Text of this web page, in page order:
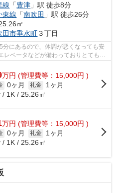
線 「豊津 」駅 徒歩8分
東線 「南吹田 」駅 徒歩26分
㎡
田市垂水町３丁目
にあるので、体調が悪くなっても安
レベータなどが備わっておりとても充
...
万円 (管理費等：15,000円 )
0ヶ月 礼金
1ヶ月
/ 1K / 25.26㎡
万円 (管理費等：15,000円 )
0ヶ月 礼金
1ヶ月
/ 1K / 25.26㎡